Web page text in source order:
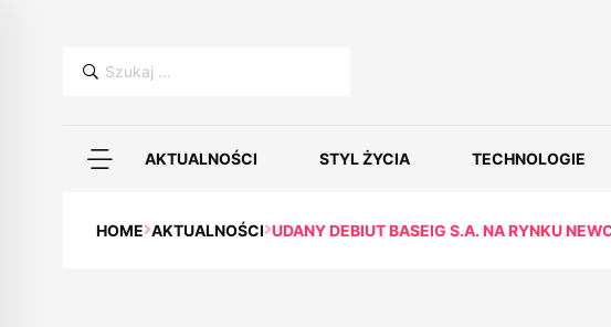
Szukaj:
AKTUALNOŚCI STYL ŻYCIA TECHNOLOGIE
HOME AKTUALNOŚCI UDANY DEBIUT BASEIG S.A. NA RYNKU